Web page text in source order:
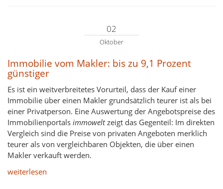
02
Oktober
Immobilie vom Makler: bis zu 9,1 Prozent
günstiger
Es ist ein weitverbreitetes Vorurteil, dass der Kauf einer
Immobilie über einen Makler grundsätzlich teurer ist als bei
einer Privatperson. Eine Auswertung der Angebotspreise des
Immobilienportals immoweltzeigt das Gegenteil: Im direkten
Vergleich sind die Preise von privaten Angeboten merklich
teurer als von vergleichbaren Objekten, die über einen
Makler verkauft werden.
weiterlesen